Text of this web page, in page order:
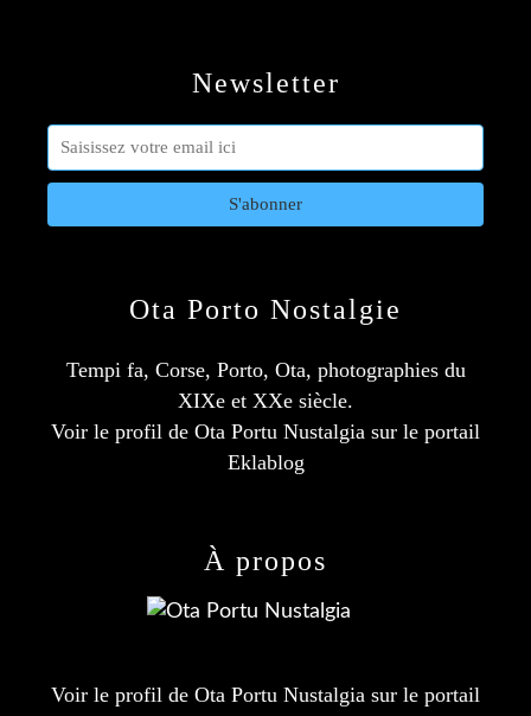
Newsletter
Ota Porto Nostalgie
Tempi fa, Corse, Porto, Ota, photographies du
XIXe et XXe siècle.
Voir le profil de Ota Portu Nustalgia sur le portail
Eklablog
À propos
Voir le profil de Ota Portu Nustalgia sur le portail